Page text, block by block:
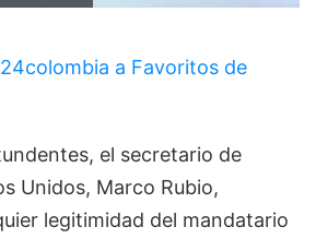
a Favoritos de
el secretario de
Unidos, Marco Rubio,
legitimidad del mandatario